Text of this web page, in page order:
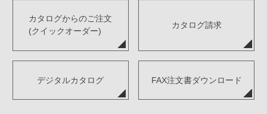
カタログからのご注文
(クイックオーダー)
カタログ請求
デジタルカタログ FAX注文書ダウンロード